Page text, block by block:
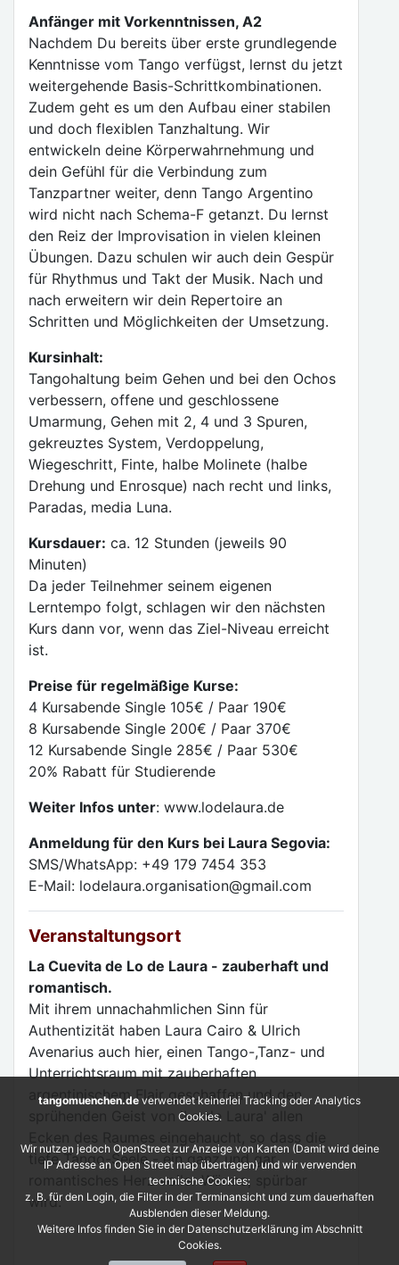
Anfänger mit Vorkenntnissen, A2
Nachdem Du bereits über erste grundlegende
Kenntnisse vom Tango verfügst, lernst du jetzt
weitergehende Basis-Schrittkombinationen.
Zudem geht es um den Aufbau einer stabilen
und doch flexiblen Tanzhaltung. Wir
entwickeln deine Körperwahrnehmung und
dein Gefühl für die Verbindung zum
Tanzpartner weiter, denn Tango Argentino
wird nicht nach Schema-F getanzt. Du lernst
den Reiz der Improvisation in vielen kleinen
Übungen. Dazu schulen wir auch dein Gespür
für Rhythmus und Takt der Musik. Nach und
nach erweitern wir dein Repertoire an
Schritten und Möglichkeiten der Umsetzung.
Kursinhalt:
Tangohaltung beim Gehen und bei den Ochos
verbessern, offene und geschlossene
Umarmung, Gehen mit 2, 4 und 3 Spuren,
gekreuztes System, Verdoppelung,
Wiegeschritt, Finte, halbe Molinete (halbe
Drehung und Enrosque) nach recht und links,
Paradas, media Luna.
Kursdauer: ca. 12 Stunden (jeweils 90
Minuten)
Da jeder Teilnehmer seinem eigenen
Lerntempo folgt, schlagen wir den nächsten
Kurs dann vor, wenn das Ziel-Niveau erreicht
ist.
Preise für regelmäßige Kurse:
4 Kursabende Single 105€ / Paar 190€
8 Kursabende Single 200€ / Paar 370€
12 Kursabende Single 285€ / Paar 530€
20% Rabatt für Studierende
Weiter Infos unter: www.lodelaura.de
Anmeldung für den Kurs bei Laura Segovia:
SMS/WhatsApp: +49 179 7454 353
E-Mail: lodelaura.organisation@gmail.com
Veranstaltungsort
La Cuevita de Lo de Laura - zauberhaft und
romantisch.
Mit ihrem unnachahmlichen Sinn für
Authentizität haben Laura Cairo & Ulrich
Avenarius auch hier, einen Tango-,Tanz- und
Unterrichtsraum mit zauberhaften
argentinischem Flair geschaffen und den
sprühenden Geist von 'Lo de Laura' allen
tiefe Tango-Seele - ein ganz und gar
romantisches Herz voller Wärme, spürbar
wird.
tangomuenchen.de verwendet keinerlei Tracking oder Analytics
Cookies.
Wir nutzen jedoch OpenStreet zur Anzeige von Karten (Damit wird deine
IP Adresse an Open Street map übertragen) und wir verwenden
technische Cookies:
z. B. für den Login, die Filter in der Terminansicht und zum dauerhaften
Ausblenden dieser Meldung.
Weitere Infos finden Sie in der Datenschutzerklärung im Abschnitt
Cookies.